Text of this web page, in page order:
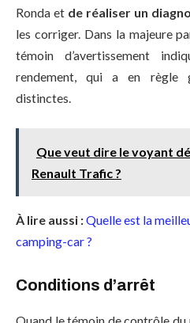
Ronda et de réaliser un
les corriger. Dans la majeure
témoin d’avertissement
rendement, qui a en règle
distinctes.
Que veut dire le voyant
Renault Trafic ?
À lire aussi :Quelle est la
camping-car ?
Conditions d’arrêt
Quand le témoin de contrôle